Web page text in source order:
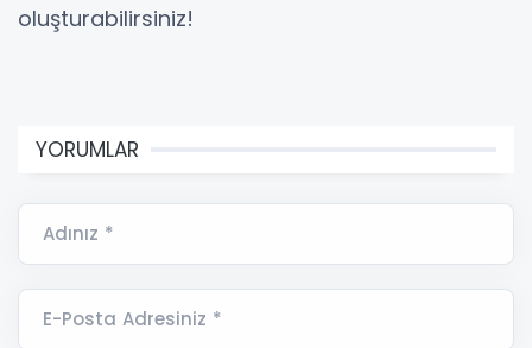
oluşturabilirsiniz!
YORUMLAR
Adınız *
E-Posta Adresiniz *